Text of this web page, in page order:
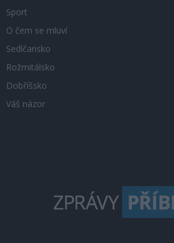
Sport
O čem se mluví
Sedlčansko
Rožmitálsko
Dobříšsko
Váš názor